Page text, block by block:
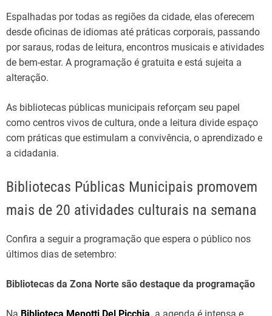
Espalhadas por todas as regiões da cidade, elas oferecem
desde oficinas de idiomas até práticas corporais, passando
por saraus, rodas de leitura, encontros musicais e atividades
de bem-estar. A programação é gratuita e está sujeita a
alteração.
As bibliotecas públicas municipais reforçam seu papel
como centros vivos de cultura, onde a leitura divide espaço
com práticas que estimulam a convivência, o aprendizado e
a cidadania.
Bibliotecas Públicas Municipais promovem
mais de 20 atividades culturais na semana
Confira a seguir a programação que espera o público nos
últimos dias de setembro:
Bibliotecas da Zona Norte são destaque da programação